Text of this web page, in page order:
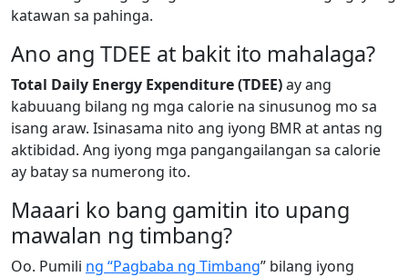
katawan sa pahinga.
Ano ang TDEE at bakit ito mahalaga?
Total Daily Energy Expenditure (TDEE)ay ang
kabuuang bilang ng mga calorie na sinusunog mo sa
isang araw. Isinasama nito ang iyong BMR at antas ng
aktibidad. Ang iyong mga pangangailangan sa calorie
ay batay sa numerong ito.
Maaari ko bang gamitin ito upang
mawalan ng timbang?
Oo. Pumili ng “Pagbaba ng Timbang” bilang iyong